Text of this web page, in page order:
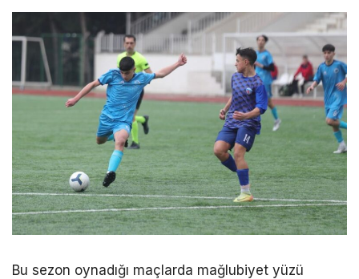
Bu sezon oynadığı maçlarda mağlubiyet yüzü